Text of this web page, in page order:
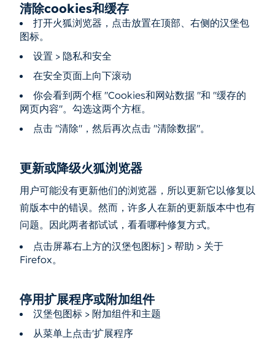
清除cookies和缓存
打开火狐浏览器，点击放置在顶部、右侧的汉堡包
图标。
设置 > 隐私和安全
在安全页面上向下滚动
你会看到两个框 "Cookies和网站数据 "和 "缓存的
网页内容"。勾选这两个方框。
点击 "清除"，然后再次点击 "清除数据"。
更新或降级火狐浏览器
用户可能没有更新他们的浏览器，所以更新它以修复以
前版本中的错误。然而，许多人在新的更新版本中也有
问题。因此两者都试试，看看哪种修复方式。
点击屏幕右上方的汉堡包图标] > 帮助 > 关于
Firefox。
停用扩展程序或附加组件
汉堡包图标 > 附加组件和主题
从菜单上点击'扩展程序